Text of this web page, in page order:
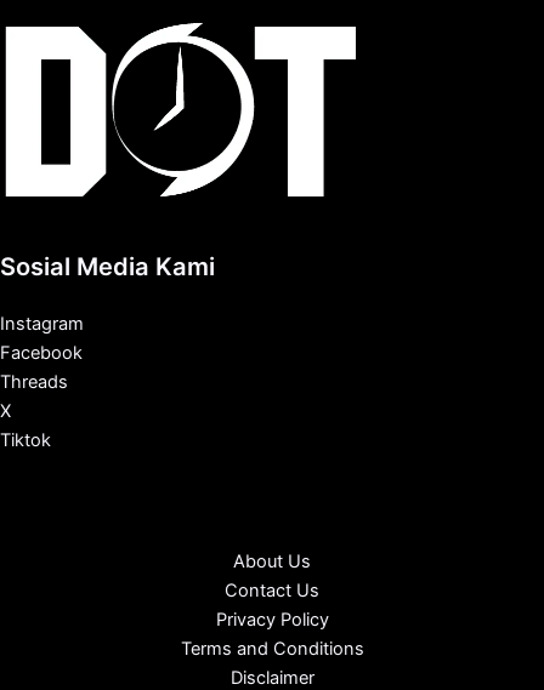
Sosial Media Kami
Instagram
Facebook
Threads
X
Tiktok
About Us
Contact Us
Privacy Policy
Terms and Conditions
Disclaimer